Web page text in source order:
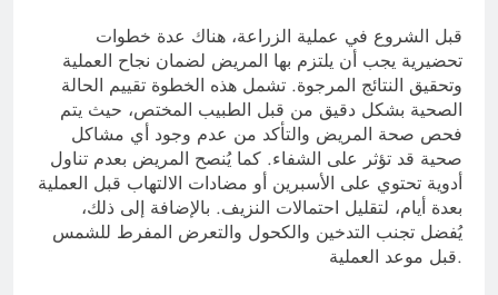
قبل الشروع في عملية الزراعة، هناك عدة خطوات
تحضيرية يجب أن يلتزم بها المريض لضمان نجاح العملية
وتحقيق النتائج المرجوة. تشمل هذه الخطوة تقييم الحالة
الصحية بشكل دقيق من قبل الطبيب المختص، حيث يتم
فحص صحة المريض والتأكد من عدم وجود أي مشاكل
صحية قد تؤثر على الشفاء. كما يُنصح المريض بعدم تناول
أدوية تحتوي على الأسبرين أو مضادات الالتهاب قبل العملية
بعدة أيام، لتقليل احتمالات النزيف. بالإضافة إلى ذلك،
يُفضل تجنب التدخين والكحول والتعرض المفرط للشمس
قبل موعد العملية.